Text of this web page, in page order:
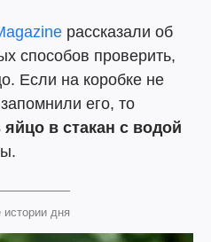
рассказали об
способов проверить,
Если на коробке не
его, то
яйцо в стакан с водой
истории дня